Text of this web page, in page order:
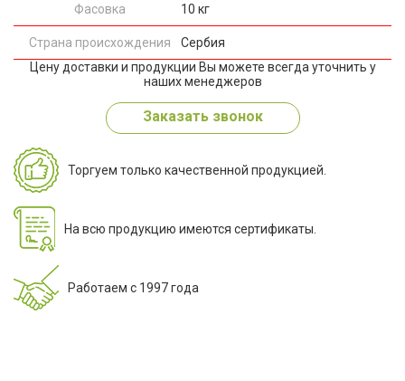
Фасовка 10 кг
Страна происхождения
Сербия
Цену доставки и продукции Вы можете всегда уточнить у
наших менеджеров
Заказать звонок
Торгуем только качественной продукцией.
На всю продукцию имеются сертификаты.
Работаем с 1997 года